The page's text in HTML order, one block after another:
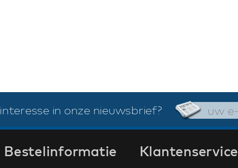
interesse in onze nieuwsbrief?
Bestelinformatie Klantenservice